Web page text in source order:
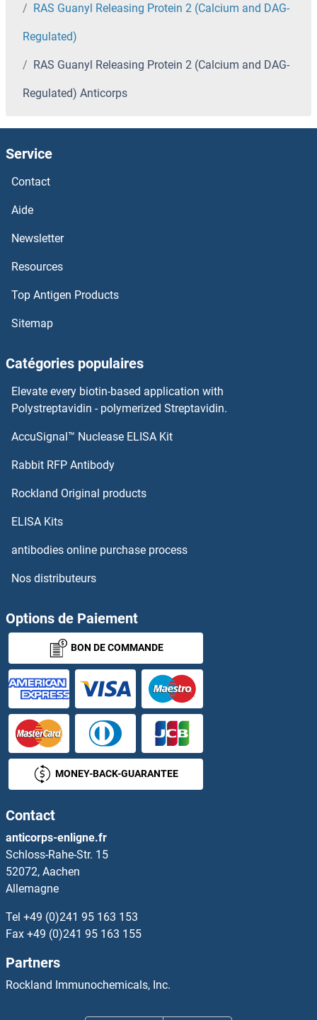
RAPGEF4 Anticorps
RAP2B Anticorps
RAP2A Anticorps
RAP1B Anticorps
RAP1A Anticorps
Ras Homolog Gene Family, Member A Anticorps
RASA1 Anticorps
RASA2 Anticorps
RASA3 Anticorps
RASAL1 Anticorps
RASAL3 Anticorps
RASD1 Anticorps
RASD2 Anticorps
RASEF Anticorps
RASGEF1A Anticorps
RASGEF1B Anticorps
RASGEF1C Anticorps
RASGRF1 Anticorps
RASGRP1 Anticorps
RASGRP4 Anticorps
RAS Guanyl Releasing Protein 2 (Calcium and DAG-
Regulated)
RAS Guanyl Releasing Protein 2 (Calcium and DAG-
Regulated) Anticorps
Service
Contact
Aide
Newsletter
Resources
Top Antigen Products
Sitemap
Catégories populaires
Elevate every biotin-based application with
Polystreptavidin - polymerized Streptavidin.
AccuSignal™ Nuclease ELISA Kit
Rabbit RFP Antibody
Rockland Original products
ELISA Kits
antibodies online purchase process
Nos distributeurs
Options de Paiement
BON DE COMMANDE
MONEY-BACK-GUARANTEE
Contact
anticorps-enligne.fr
Schloss-Rahe-Str. 15
52072, Aachen
Allemagne
Tel +49 (0)241 95 163 153
Fax +49 (0)241 95 163 155
Partners
Rockland Immunochemicals, Inc.